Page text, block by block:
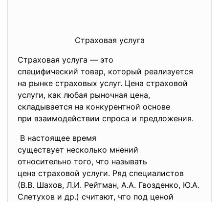
Страховая услуга
Страховая услуга — это
специфический товар, который реализуется
на рынке страховых услуг. Цена страховой
услуги, как любая рыночная цена,
складывается на конкурентной основе
при взаимодействии спроса и предложения.
В настоящее время
существует несколько мнений
относительно того, что называть
цена страховой услуги. Ряд специалистов
(В.В. Шахов, Л.И. Рейтман, А.А. Гвозденко, Ю.А.
Слетухов и др.) считают, что под ценой